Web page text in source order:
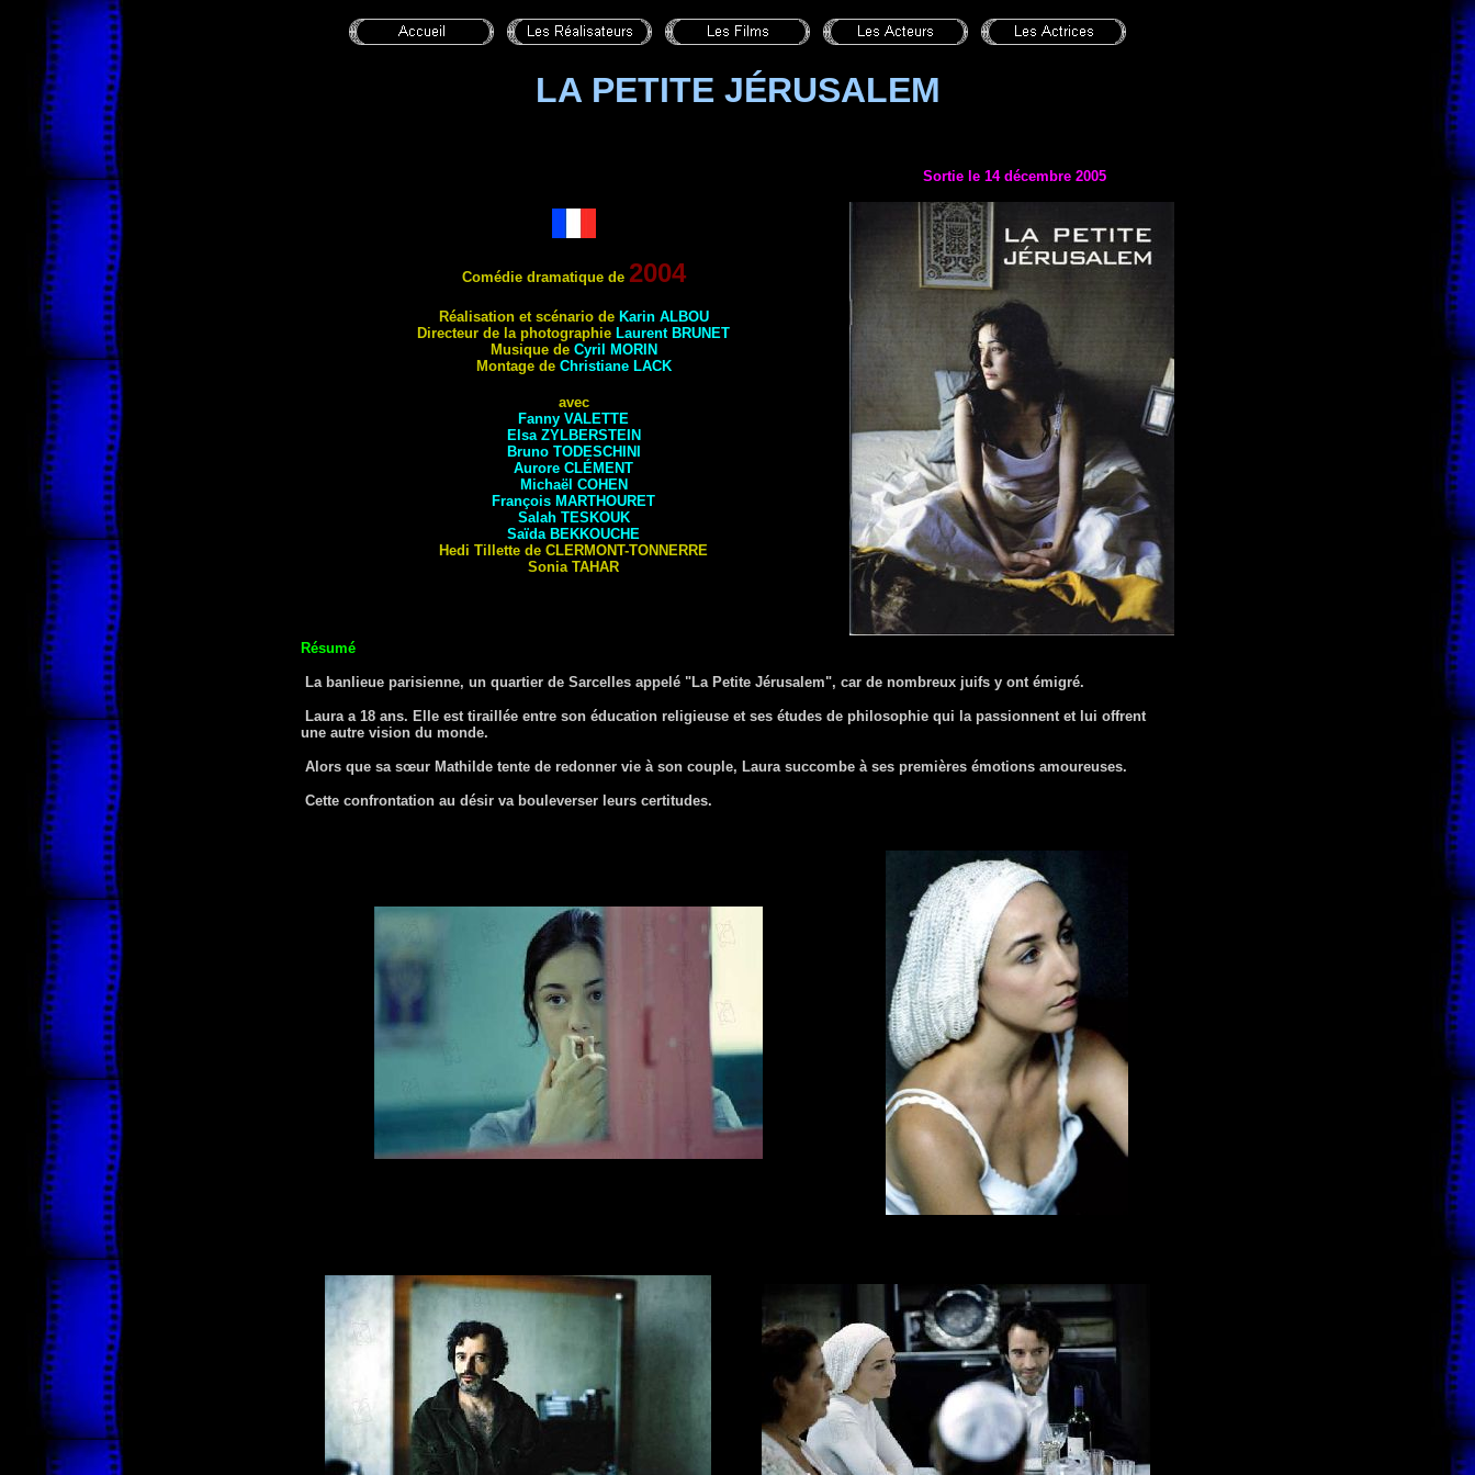
LA PETITE JÉRUSALEM
Comédie dramatique de 2004
Réalisation et scénario de Karin ALBOU
Directeur de la photographie Laurent BRUNET
Musique de Cyril
MORIN
Montage de Christiane LACK
avec
Fanny VALETTE
Elsa ZYLBERSTEIN
Bruno TODESCHINI
Aurore CLÉMENT
Michaël COHEN
François MARTHOURET
Salah TESKOUK
Saïda BEKKOUCHE
Hedi Tillette de CLERMONT-TONNERRE
Sonia TAHAR
Sortie le 14 décembre 2005
Résumé
La banlieue parisienne, un quartier de Sarcelles appelé "La Petite Jérusalem", car de nombreux juifs y ont émigré.
Laura a 18 ans. Elle est tiraillée entre son éducation religieuse et ses études de philosophie qui la passionnent et lui offrent
une autre vision du monde.
Alors que sa sœur Mathilde tente de redonner vie à son couple, Laura succombe à ses premières émotions amoureuses.
Cette confrontation au désir va bouleverser leurs certitudes.